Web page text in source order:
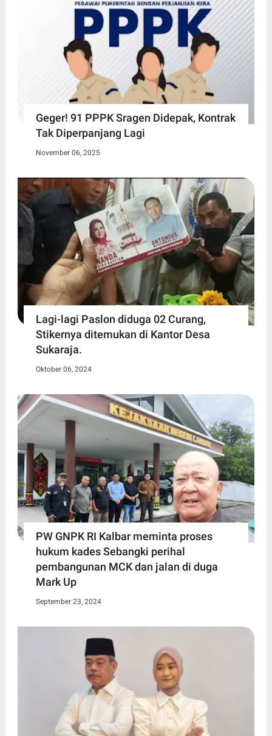
Geger! 91 PPPK Sragen Didepak, Kontrak
Tak Diperpanjang Lagi
November 06, 2025
Lagi-lagi Paslon diduga 02 Curang,
Stikernya ditemukan di Kantor Desa
Sukaraja.
Oktober 06, 2024
PW GNPK RI Kalbar meminta proses
hukum kades Sebangki perihal
pembangunan MCK dan jalan di duga
Mark Up
September 23, 2024